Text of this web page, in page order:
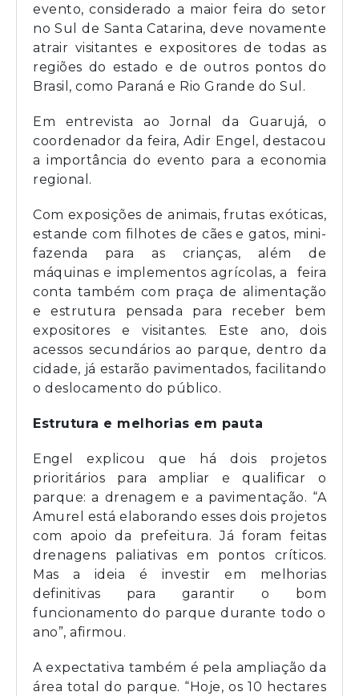
evento, considerado a maior feira do setor
no Sul de Santa Catarina, deve novamente
atrair visitantes e expositores de todas as
regiões do estado e de outros pontos do
Brasil, como Paraná e Rio Grande do Sul.
Em entrevista ao Jornal da Guarujá, o
coordenador da feira, Adir Engel, destacou
a importância do evento para a economia
regional.
Com exposições de animais, frutas exóticas,
estande com filhotes de cães e gatos, mini-
fazenda para as crianças, além de
máquinas e implementos agrícolas, a feira
conta também com praça de alimentação
e estrutura pensada para receber bem
expositores e visitantes. Este ano, dois
acessos secundários ao parque, dentro da
cidade, já estarão pavimentados, facilitando
o deslocamento do público.
Estrutura e melhorias em pauta
Engel explicou que há dois projetos
prioritários para ampliar e qualificar o
parque: a drenagem e a pavimentação. “A
Amurel está elaborando esses dois projetos
com apoio da prefeitura. Já foram feitas
drenagens paliativas em pontos críticos.
Mas a ideia é investir em melhorias
definitivas para garantir o bom
funcionamento do parque durante todo o
ano”, afirmou.
A expectativa também é pela ampliação da
área total do parque. “Hoje, os 10 hectares